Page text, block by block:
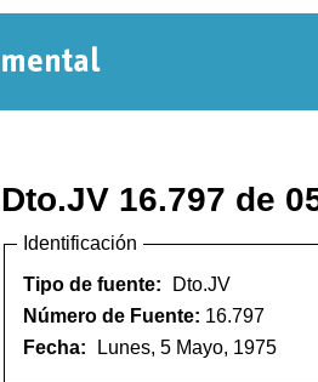
Dto.JV 16.797 de
Identificación
Tipo de fuente:
Dto.JV
Número de Fuente: 16.797
Fecha:
Lunes, 5 Mayo, 1975